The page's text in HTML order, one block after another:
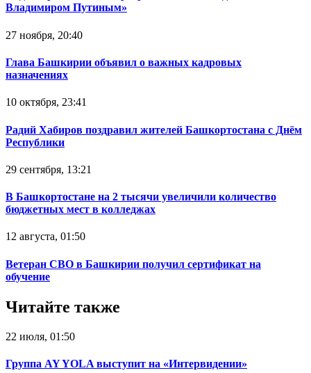
Владимиром Путиным»
27 ноября, 20:40
Глава Башкирии объявил о важных кадровых
назначениях
10 октября, 23:41
Радий Хабиров поздравил жителей Башкортостана с Днём
Республики
29 сентября, 13:21
В Башкортостане на 2 тысячи увеличили количество
бюджетных мест в колледжах
12 августа, 01:50
Ветеран СВО в Башкирии получил сертификат на
обучение
Читайте также
22 июля, 01:50
Группа AY YOLA выступит на «Интервидении»